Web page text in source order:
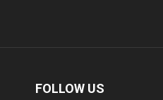
FOLLOW US